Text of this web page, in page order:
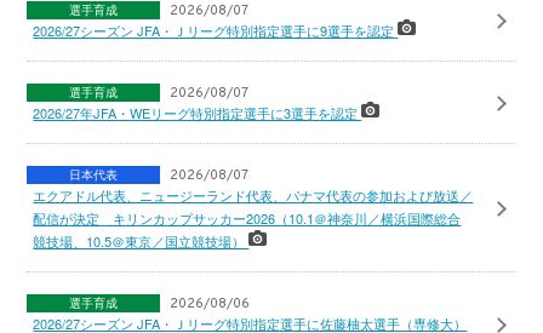
選手育成 2026/08/07
2026/27シーズン JFA・Ｊリーグ特別指定選手に9選手を認定
選手育成 2026/08/07
2026/27年JFA・WEリーグ特別指定選手に3選手を認定
日本代表 2026/08/07
エクアドル代表、ニュージーランド代表、パナマ代表の参加および放送／
配信が決定 キリンカップサッカー2026（10.1＠神奈川／横浜国際総合
競技場、10.5＠東京／国立競技場）
選手育成 2026/08/06
2026/27シーズン JFA・Ｊリーグ特別指定選手に佐藤柚太選手（専修大）